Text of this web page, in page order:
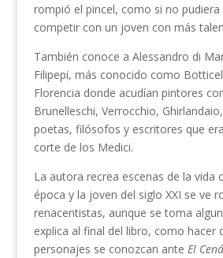
rompió el pincel, como si no pudiera
competir con un joven con más
También conoce a Alessandro di
Filipepi, más conocido como
Florencia donde acudían pintores
Brunelleschi, Verrocchio,
poetas, filósofos y escritores que
corte de los Medici.
La autora recrea escenas de la vida
época y la joven del siglo XXI se ve
renacentistas, aunque se toma
explica al final del libro, como hacer
personajes se conozcan ante El